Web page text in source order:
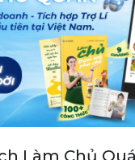
Làm Chủ